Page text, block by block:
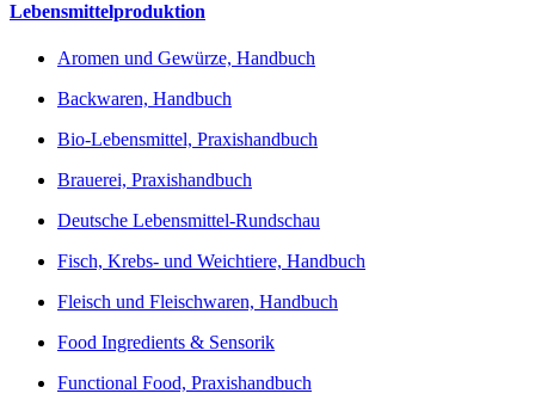
Lebensmittelproduktion
Aromen und Gewürze, Handbuch
Backwaren, Handbuch
Bio-Lebensmittel, Praxishandbuch
Brauerei, Praxishandbuch
Deutsche Lebensmittel-Rundschau
Fisch, Krebs- und Weichtiere, Handbuch
Fleisch und Fleischwaren, Handbuch
Food Ingredients & Sensorik
Functional Food, Praxishandbuch